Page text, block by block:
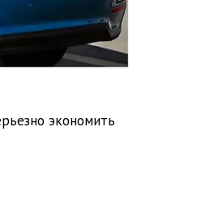
экономить